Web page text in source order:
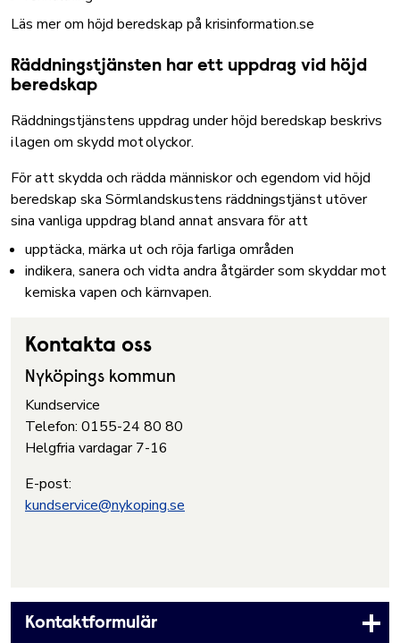
Läs mer om höjd beredskap på krisinformation.se
Räddningstjänsten har ett uppdrag vid höjd
beredskap
Räddningstjänstens uppdrag under höjd beredskap beskrivs
ilagen om skydd mot olyckor.
För att skydda och rädda människor och egendom vid höjd
beredskap ska Sörmlandskustens räddningstjänst utöver
sina vanliga uppdrag bland annat ansvara för att
upptäcka, märka ut och röja farliga områden
indikera, sanera och vidta andra åtgärder som skyddar mot
kemiska vapen och kärnvapen.
Kontakta oss
Nyköpings kommun
Kundservice
Telefon: 0155-24 80 80
Helgfria vardagar 7-16
E-post:
kundservice@nykoping.se
Kontaktformulär